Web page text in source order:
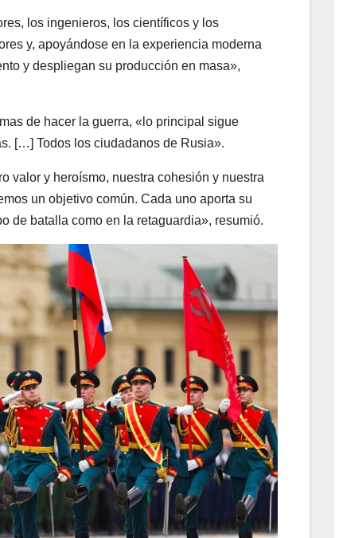
los ingenieros, los científicos y los
y, apoyándose en la experiencia moderna
y despliegan su producción en masa»,
de hacer la guerra, «lo principal sigue
[…] Todos los ciudadanos de Rusia».
valor y heroísmo, nuestra cohesión y nuestra
un objetivo común. Cada uno aporta su
de batalla como en la retaguardia», resumió.